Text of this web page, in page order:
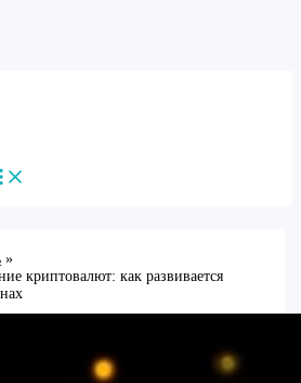
криптовалют: как развивается